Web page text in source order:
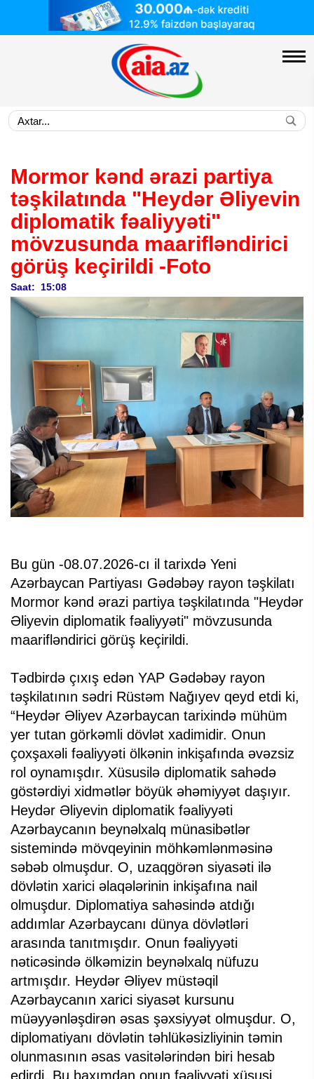
Mormor kənd ərazi partiya
təşkilatında "Heydər Əliyevin
diplomatik fəaliyyəti"
mövzusunda maarifləndirici
görüş keçirildi -Foto
Saat: 15:08
Bu gün -08.07.2026-cı il tarixdə Yeni
Azərbaycan Partiyası Gədəbəy rayon təşkilatı
Mormor kənd ərazi partiya təşkilatında "Heydər
Əliyevin diplomatik fəaliyyəti" mövzusunda
maarifləndirici görüş keçirildi.
Tədbirdə çıxış edən YAP Gədəbəy rayon
təşkilatının sədri Rüstəm Nağıyev qeyd etdi ki,
“Heydər Əliyev Azərbaycan tarixində mühüm
yer tutan görkəmli dövlət xadimidir. Onun
çoxşaxəli fəaliyyəti ölkənin inkişafında əvəzsiz
rol oynamışdır. Xüsusilə diplomatik sahədə
göstərdiyi xidmətlər böyük əhəmiyyət daşıyır.
Heydər Əliyevin diplomatik fəaliyyəti
Azərbaycanın beynəlxalq münasibətlər
sistemində mövqeyinin möhkəmlənməsinə
səbəb olmuşdur. O, uzaqgörən siyasəti ilə
dövlətin xarici əlaqələrinin inkişafına nail
olmuşdur. Diplomatiya sahəsində atdığı
addımlar Azərbaycanı dünya dövlətləri
arasında tanıtmışdır. Onun fəaliyyəti
nəticəsində ölkəmizin beynəlxalq nüfuzu
artmışdır. Heydər Əliyev müstəqil
Azərbaycanın xarici siyasət kursunu
müəyyənləşdirən əsas şəxsiyyət olmuşdur. O,
diplomatiyanı dövlətin təhlükəsizliyinin təmin
olunmasının əsas vasitələrindən biri hesab
edirdi. Bu baxımdan onun fəaliyyəti xüsusi